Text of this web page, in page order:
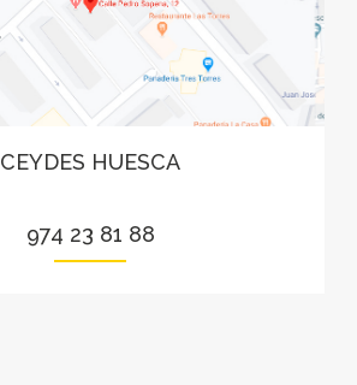
CEYDES HUESCA
974 23 81 88